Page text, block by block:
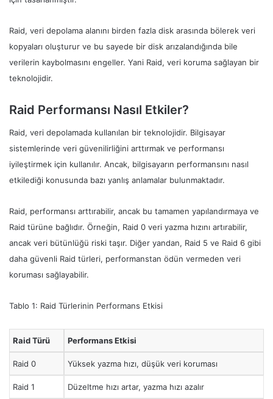
Raid, veri depolama alanını birden fazla disk arasında bölerek veri
kopyaları oluşturur ve bu sayede bir disk arızalandığında bile
verilerin kaybolmasını engeller. Yani Raid, veri koruma sağlayan bir
teknolojidir.
Raid Performansı Nasıl Etkiler?
Raid, veri depolamada kullanılan bir teknolojidir. Bilgisayar
sistemlerinde veri güvenilirliğini arttırmak ve performansı
iyileştirmek için kullanılır. Ancak, bilgisayarın performansını nasıl
etkilediği konusunda bazı yanlış anlamalar bulunmaktadır.
Raid, performansı arttırabilir, ancak bu tamamen yapılandırmaya ve
Raid türüne bağlıdır. Örneğin, Raid 0 veri yazma hızını artırabilir,
ancak veri bütünlüğü riski taşır. Diğer yandan, Raid 5 ve Raid 6 gibi
daha güvenli Raid türleri, performanstan ödün vermeden veri
koruması sağlayabilir.
Tablo 1: Raid Türlerinin Performans Etkisi
Raid Türü Performans Etkisi
Raid 0 Yüksek yazma hızı, düşük veri koruması
Raid 1 Düzeltme hızı artar, yazma hızı azalır